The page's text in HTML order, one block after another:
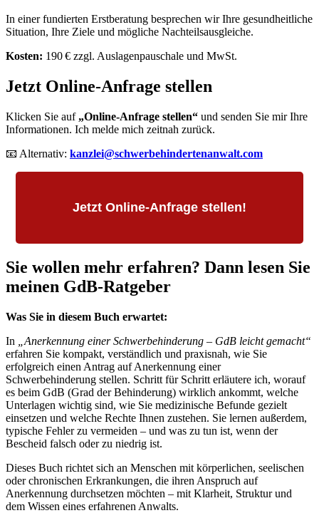
In einer fundierten Erstberatung besprechen wir Ihre gesundheitliche
Situation, Ihre Ziele und mögliche Nachteilsausgleiche.
Kosten: 190 € zzgl. Auslagenpauschale und MwSt.
Jetzt Online-Anfrage stellen
Klicken Sie auf „Online-Anfrage stellen“ und senden Sie mir Ihre
Informationen. Ich melde mich zeitnah zurück.
📧 Alternativ: kanzlei@schwerbehindertenanwalt.com
Jetzt Online-Anfrage stellen!
Sie wollen mehr erfahren? Dann lesen Sie
meinen GdB-Ratgeber
Was Sie in diesem Buch erwartet:
In
„Anerkennung einer Schwerbehinderung – GdB leicht gemacht“
erfahren Sie kompakt, verständlich und praxisnah, wie Sie
erfolgreich einen Antrag auf Anerkennung einer
Schwerbehinderung stellen. Schritt für Schritt erläutere ich, worauf
es beim GdB (Grad der Behinderung) wirklich ankommt, welche
Unterlagen wichtig sind, wie Sie medizinische Befunde gezielt
einsetzen und welche Rechte Ihnen zustehen. Sie lernen außerdem,
typische Fehler zu vermeiden – und was zu tun ist, wenn der
Bescheid falsch oder zu niedrig ist.
Dieses Buch richtet sich an Menschen mit körperlichen, seelischen
oder chronischen Erkrankungen, die ihren Anspruch auf
Anerkennung durchsetzen möchten – mit Klarheit, Struktur und
dem Wissen eines erfahrenen Anwalts.